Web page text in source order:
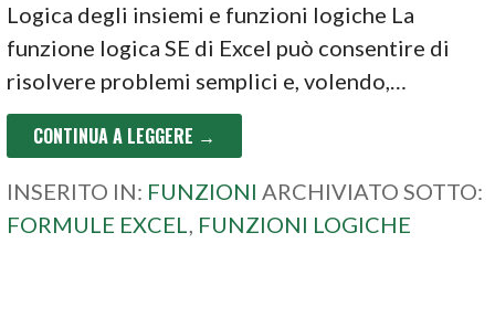
Logica degli insiemi e funzioni logiche La
funzione logica SE di Excel può consentire di
risolvere problemi semplici e, volendo,…
CONTINUA A LEGGERE →
INSERITO IN: FUNZIONI ARCHIVIATO SOTTO:
FORMULE EXCEL, FUNZIONI LOGICHE